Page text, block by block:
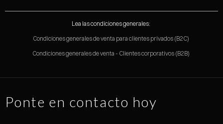
Lea las condiciones generales:
Condiciones generales de venta para clientes privados (B2C)
Condiciones generales de venta - Clientes corporativos (B2B)
Ponte en contacto hoy